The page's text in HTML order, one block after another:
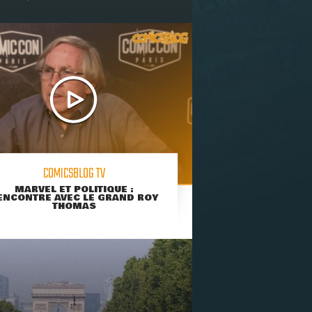
COMICSBLOG TV
MARVEL ET POLITIQUE :
AVEC LE GRAND ROY
THOMAS